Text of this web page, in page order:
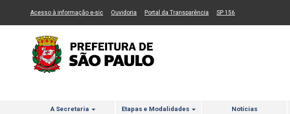
Ir ao Conteúdo Ir para menu principal 2 Ir para busca Ir para rodapé
Acesso à informação e-sic(Link para um novo sítio)
Ouvidoria (Link para um novo sítio)
Portal da Transparência (Link para um novo sítio)
SP 156
A Secretaria Etapas e Modalidades Notícias